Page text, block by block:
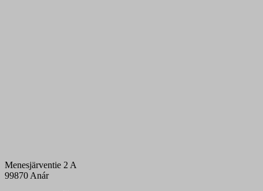
Menesjärventie 2 A
99870 Anár